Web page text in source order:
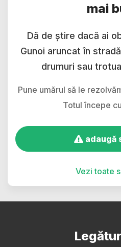
mai
Dă de știre dacă ai
Gunoi aruncat în
drumuri sau
Pune umărul să le
Totul începe
adaugă
Vezi toate